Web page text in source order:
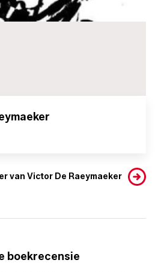
van Victor De Raeymaeker
boekrecensie